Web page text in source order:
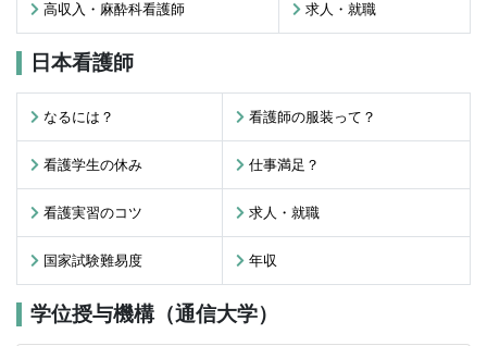
高収入・麻酔科看護師 求人・就職
日本看護師
なるには？ 看護師の服装って？
看護学生の休み 仕事満足？
看護実習のコツ 求人・就職
国家試験難易度 年収
学位授与機構（通信大学）